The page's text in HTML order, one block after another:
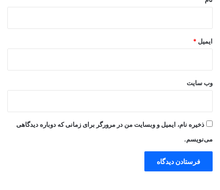
ایمیل *
وب‌ سایت
ذخیره نام، ایمیل و وبسایت من در مرورگر برای زمانی که دوباره دیدگاهی
می‌نویسم.